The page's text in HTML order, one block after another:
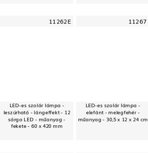
11262E
LED-es szolár lámpa -
leszúrható - lángeffekt - 12
sárga LED - műanyag -
fekete - 60 x 420 mm
11267
LED-es szolár lámpa -
elefánt - melegfehér -
műanyag - 30,5 x 12 x 24 cm